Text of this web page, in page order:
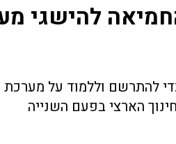
להישגי
להתרשם וללמוד על
הארצי בפעם השנייה